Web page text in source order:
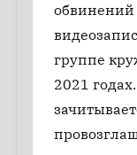
обвинений
группе
2021